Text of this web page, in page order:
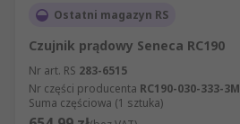
Ostatni magazyn RS
Czujnik prądowy Seneca RC190
Nr art. RS 283-6515
Nr części producenta RC190-030-333-3M
Suma częściowa (1 sztuka)